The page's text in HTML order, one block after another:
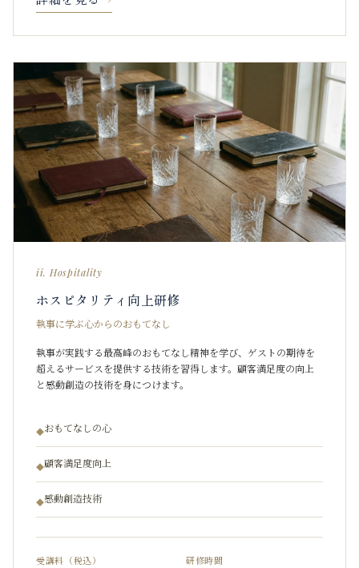
ii. Hospitality
ホスピタリティ向上研修
執事に学ぶ心からのおもてなし
執事が実践する最高峰のおもてなし精神を学び、ゲストの期待を
超えるサービスを提供する技術を習得します。顧客満足度の向上
と感動創造の技術を身につけます。
◆おもてなしの心
◆顧客満足度向上
◆感動創造技術
受講料（税込） 研修時間